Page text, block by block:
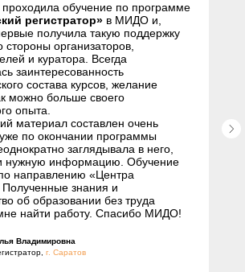
проходила обучение по программе
регистратор» в МИДО и,
получила такую поддержку
стороны организаторов,
и куратора. Всегда
заинтересованность
состава курсов, желание
можно больше своего
опыта.
материал составлен очень
по окончании программы
заглядывала в него,
нужную информацию. Обучение
направлению «Центра
Полученные знания и
об образовании без труда
найти работу. Спасибо МИДО!
Владимировна
г. Саратов